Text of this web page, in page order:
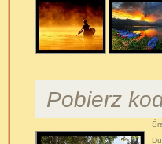
Pobierz